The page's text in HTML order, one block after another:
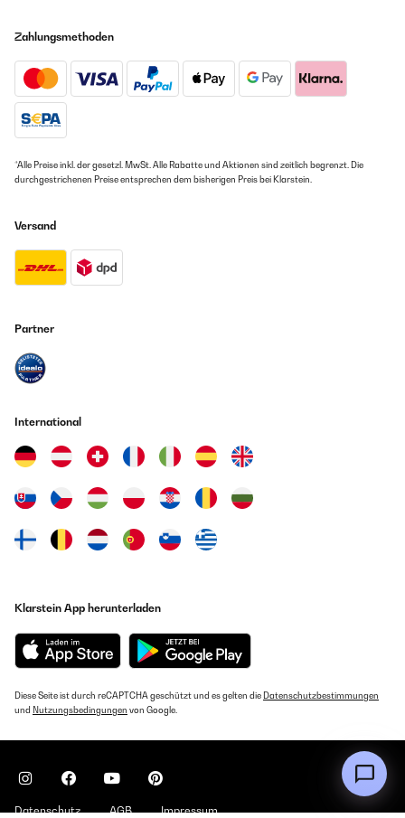
Zahlungsmethoden
*Alle Preise inkl. der gesetzl. MwSt. Alle Rabatte und Aktionen sind zeitlich begrenzt. Die
durchgestrichenen Preise entsprechen dem bisherigen Preis bei Klarstein.
Versand
Partner
International
Klarstein App herunterladen
Diese Seite ist durch reCAPTCHA geschützt und es gelten die Datenschutzbestimmungen
und Nutzungsbedingungen von Google.
Datenschutz AGB Impressum